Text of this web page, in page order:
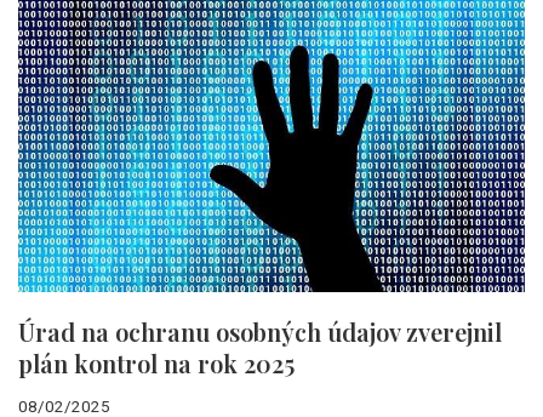
Úrad na ochranu osobných údajov zverejnil
plán kontrol na rok 2025
08/02/2025